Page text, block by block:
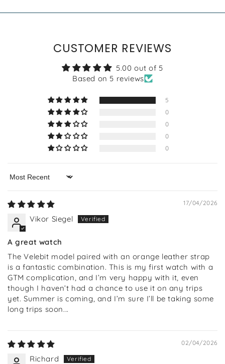
CUSTOMER REVIEWS
5.00 out of 5
Based on 5 reviews
5
0
0
0
0
Sort by
17/04/2026
Vikor Siegel
A great watch
The Velebit model paired with an orange leather strap
is a fantastic combination. This is my first watch with a
GTM complication, and I’m very happy with it, even
though I haven’t had a chance to use it on any trips
yet. Summer is coming, and I’m sure I’ll be taking some
long trips soon...
02/04/2026
Richard